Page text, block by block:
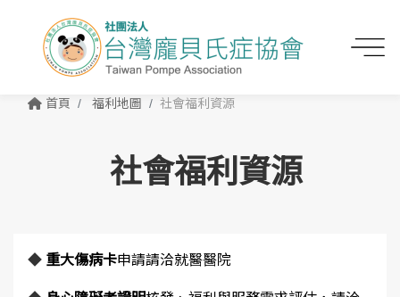
首頁 福利地圖 社會福利資源
社會福利資源
◆ 重大傷病卡申請請洽就醫醫院